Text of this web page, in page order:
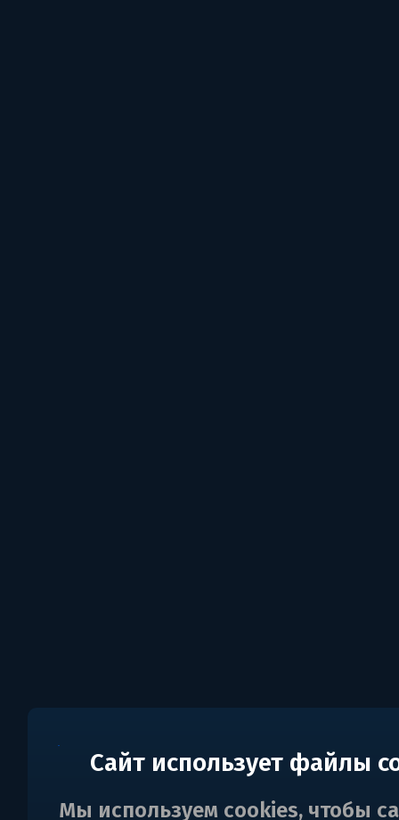
Сайт использует файлы
Мы используем cookies, чтобы